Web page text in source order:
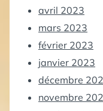
avril 2023
mars 2023
février 2023
janvier 2023
décembre
novembre